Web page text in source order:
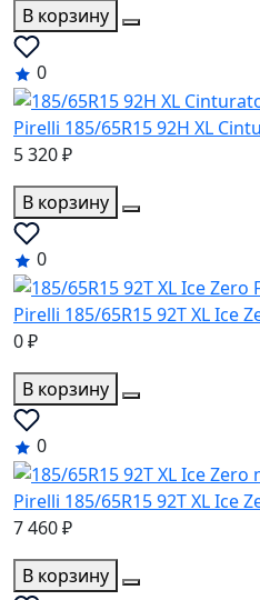
В корзину
0
Pirelli 185/65R15 92H XL
5 320 ₽
В корзину
0
Pirelli 185/65R15 92T XL Ice
0 ₽
В корзину
0
Pirelli 185/65R15 92T XL Ice
7 460 ₽
В корзину